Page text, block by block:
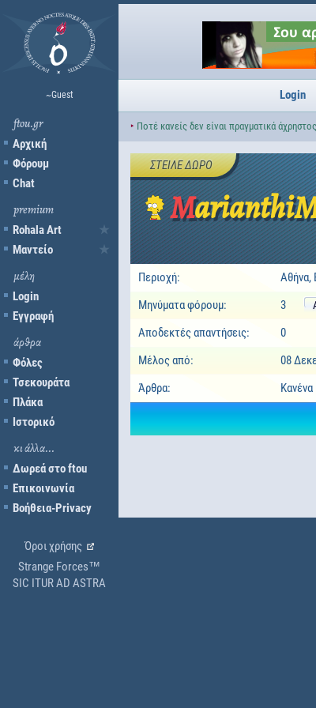
~Guest
ftou.gr
Αρχική
Φόρουμ
Chat
premium
Rohala Art
Μαντείο
μέλη
Login
Εγγραφή
άρθρα
Φόλες
Τσεκουράτα
Πλάκα
Ιστορικό
κι άλλα...
Δωρεά στο ftou
Επικοινωνία
Βοήθεια-Privacy
Όροι χρήσης
Strange Forces™
SIC ITUR AD ASTRA
Login
‣ Ποτέ κανείς δεν είναι πραγματικά
ΣΤΕΊΛΕ ΔΏΡΟ
Περιοχή:
Αθήνα,
Μηνύματα φόρουμ:
3
Αποδεκτές απαντήσεις:
0
Μέλος από:
08
Άρθρα:
Κανένα